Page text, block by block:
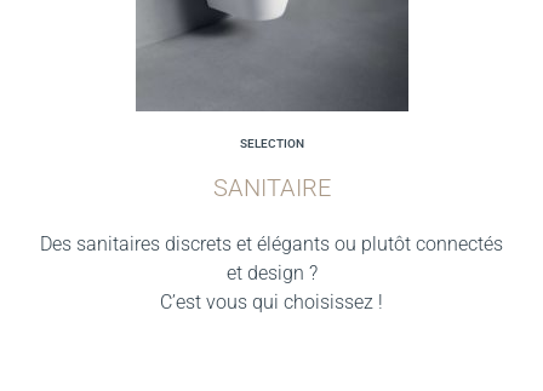
SELECTION
SANITAIRE
Des sanitaires discrets et élégants ou plutôt connectés
et design ?
C’est vous qui choisissez !